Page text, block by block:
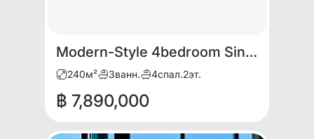
Modern-Style 4bedroom Single House for Sale!
240м² 3ванн. 4спал.2эт.
฿ 7,890,000